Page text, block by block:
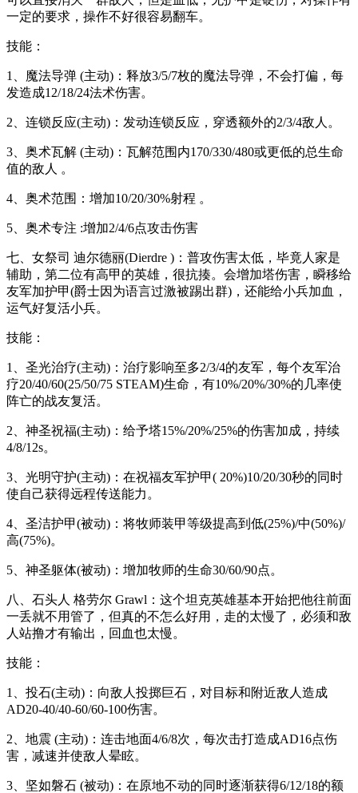
一定的要求，操作不好很容易翻车。
技能：
1、魔法导弹 (主动)：释放3/5/7枚的魔法导弹，不会打偏，每
发造成12/18/24法术伤害。
2、连锁反应(主动)：发动连锁反应，穿透额外的2/3/4敌人。
3、奥术瓦解 (主动)：瓦解范围内170/330/480或更低的总生命
值的敌人 。
4、奥术范围：增加10/20/30%射程 。
5、奥术专注 :增加2/4/6点攻击伤害
七、女祭司 迪尔德丽(Dierdre )：普攻伤害太低，毕竟人家是
辅助，第二位有高甲的英雄，很抗揍。会增加塔伤害，瞬移给
友军加护甲(爵士因为语言过激被踢出群)，还能给小兵加血，
运气好复活小兵。
技能：
1、圣光治疗(主动)：治疗影响至多2/3/4的友军，每个友军治
疗20/40/60(25/50/75 STEAM)生命，有10%/20%/30%的几率使
阵亡的战友复活。
2、神圣祝福(主动)：给予塔15%/20%/25%的伤害加成，持续
4/8/12s。
3、光明守护(主动)：在祝福友军护甲( 20%)10/20/30秒的同时
使自己获得远程传送能力。
4、圣洁护甲(被动)：将牧师装甲等级提高到低(25%)/中(50%)/
高(75%)。
5、神圣躯体(被动)：增加牧师的生命30/60/90点。
八、石头人 格劳尔 Grawl：这个坦克英雄基本开始把他往前面
一丢就不用管了，但真的不怎么好用，走的太慢了，必须和敌
人站撸才有输出，回血也太慢。
技能：
1、投石(主动)：向敌人投掷巨石，对目标和附近敌人造成
AD20-40/40-60/60-100伤害。
2、地震 (主动)：连击地面4/6/8次，每次击打造成AD16点伤
害，减速并使敌人晕眩。
3、坚如磐石 (被动)：在原地不动的同时逐渐获得6/12/18的额